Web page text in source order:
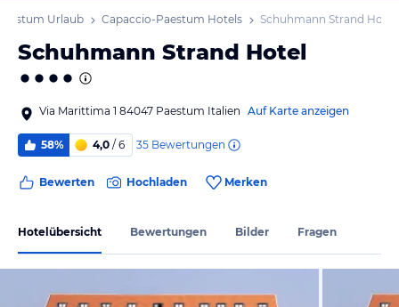
Urlaub Capaccio-Paestum Hotels Schuhmann Strand Hotel
Schuhmann Strand Hotel
Via Marittima 1 84047 Paestum Italien Auf Karte anzeigen
58% 4,0 / 6 35 Bewertungen
Bewerten Hochladen Merken
Hotelübersicht Bewertungen Bilder Fragen